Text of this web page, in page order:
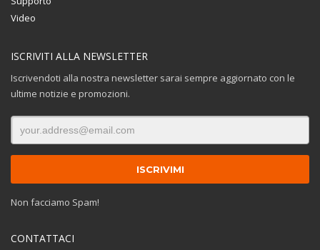
Video
ISCRIVITI ALLA NEWSLETTER
Iscrivendoti alla nostra newsletter sarai sempre aggiornato con le
ultime notizie e promozioni.
Non facciamo Spam!
CONTATTACI